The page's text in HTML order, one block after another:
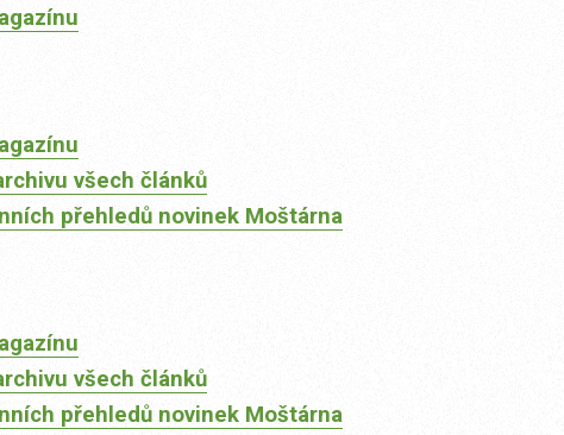
všech článků
přehledů novinek Moštárna
všech článků
přehledů novinek Moštárna